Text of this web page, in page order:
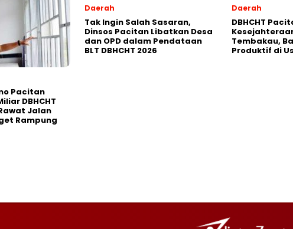
Pacitan
DBHCHT
Jalan
Rampung
Daerah
Tak Ingin Salah Sasaran,
Dinsos Pacitan Libatkan Desa
dan OPD dalam Pendataan
BLT DBHCHT 2026
Daerah
DBHCHT
Tembakau,
Produktif di